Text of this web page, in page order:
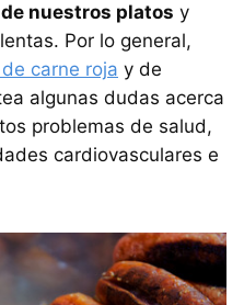
nuestros platos y
Por lo general,
carne roja y de
algunas dudas acerca
problemas de salud,
cardiovasculares e